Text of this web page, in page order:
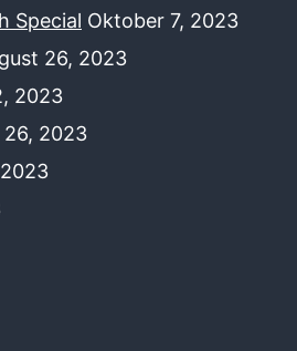
Special Oktober 7, 2023
26, 2023
2023
26, 2023